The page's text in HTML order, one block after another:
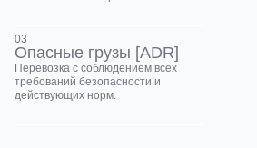
03
Опасные грузы [ADR]
Перевозка с соблюдением всех
требований безопасности и
действующих норм.